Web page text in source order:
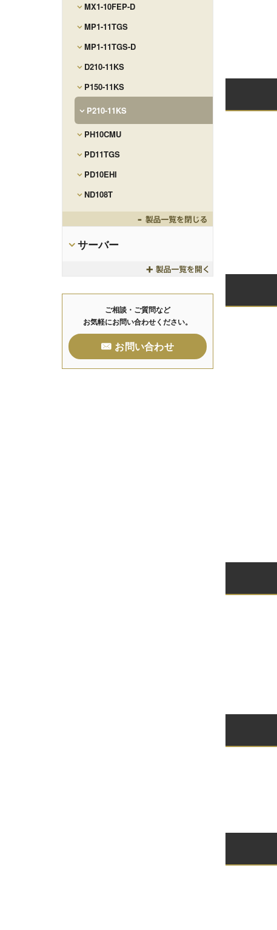
MX1-10FEP-D
MP1-11TGS
MP1-11TGS-D
D210-11KS
P150-11KS
P210-11KS
PH10CMU
PD11TGS
PD10EHI
ND108T
サーバー
ご相談・ご質問など
お気軽にお問い合わせください。
お問い合わせ